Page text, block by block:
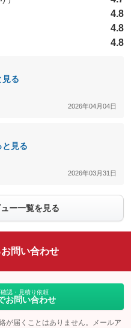
） 4.8
4.8
4.8
見る
2026年04月04日
と見る
2026年03月31日
ー一覧を見る
問い合わせ
認・見積り依頼
お問い合わせ
が届くことはありません。メールア